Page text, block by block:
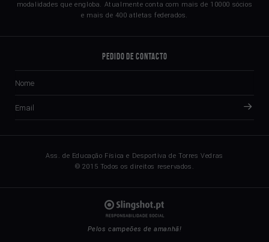
modalidades que engloba. Atualmente conta com mais de 10000 sócios
e mais de 400 atletas federados.
Pedido de Contacto
Ass. de Educação Física e Desportiva de Torres Vedras
© 2015 Todos os direitos reservados.
Pelos campeões de amanhã!